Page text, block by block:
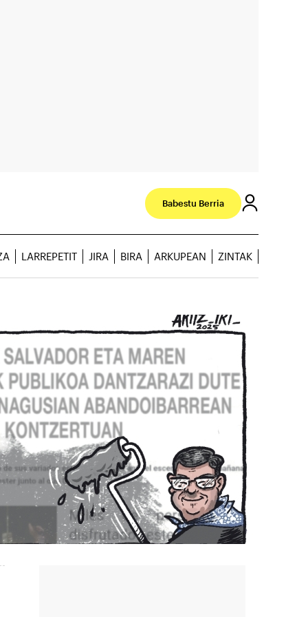
Babestu Berria
LARREPETIT JIRA BIRA ARKUPEAN ZINTAK